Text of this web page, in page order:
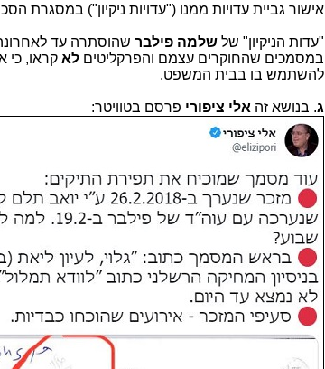
אישור גביית עדויות ממנו ("עדויות ניקיון") במסגרת
"עדות הניקיון" שלשלמה פילבר שהוסתרה עד
במסמכים שהחוקרים עצמם והפרקליטיםלאקראו,
להשתמש בו בבית המשפט.
ג. בנושא זה אלי ציפורי פרסם בטוויטר: